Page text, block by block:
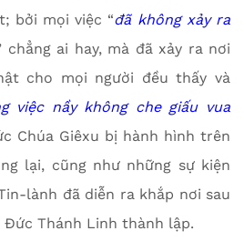
bởi mọi việc “đã không xảy ra
chẳng ai hay, mà đã xảy ra nơi
cho mọi người đều thấy và
việc nầy không che giấu vua
Chúa Giêxu bị hành hình trên
lại, cũng như những sự kiện
lành đã diễn ra khắp nơi sau
Thánh Linh thành lập.